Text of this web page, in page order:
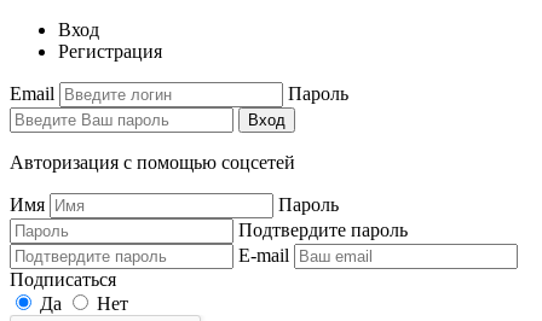
Вход
Регистрация
Email Пароль
Вход
Авторизация с помощью соцсетей
Имя
Пароль
Подтвердите пароль
E-mail
Подписаться
Да
Нет